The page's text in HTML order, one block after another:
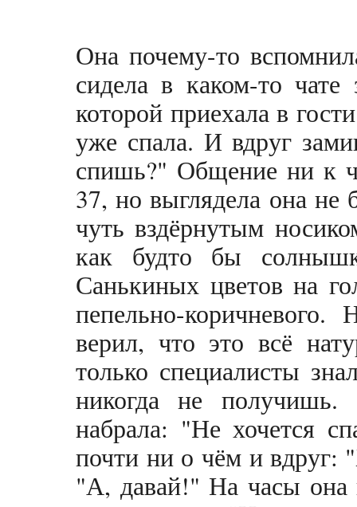
Она почему-то
сидела в каком-то
которой приехала в
уже спала. И вдруг
спишь?" Общение ни к
37, но выглядела она не
чуть вздёрнутым
как будто бы
Санькиных цветов на
пепельно-
верил, что это всё
только специалисты
никогда не получишь.
набрала: "Не хочется
почти ни о чём и вдруг:
"А, давай!" На часы она